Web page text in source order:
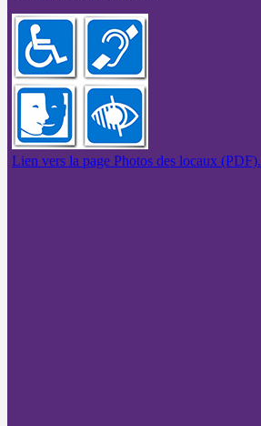
Lien vers la page Photos des locaux (PDF).